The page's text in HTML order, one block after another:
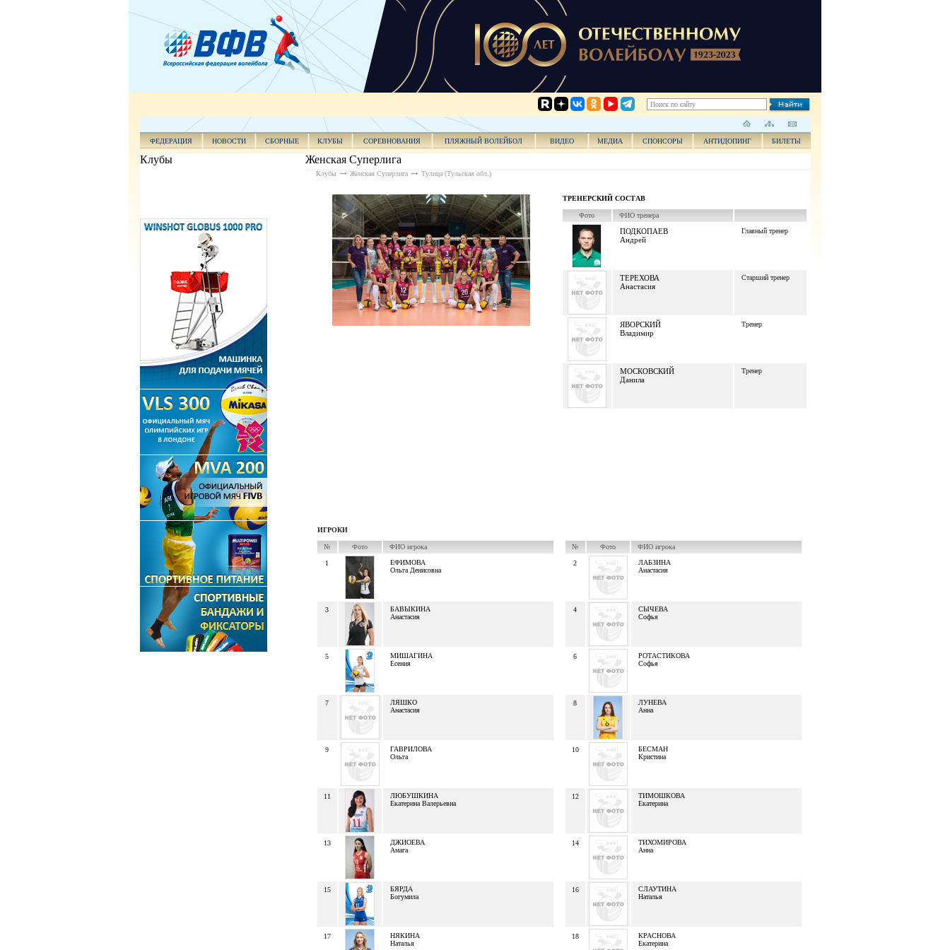
ФЕДЕРАЦИЯ НОВОСТИ СБОРНЫЕ КЛУБЫ СОРЕВНОВАНИЯ ПЛЯЖНЫЙ ВОЛЕЙБОЛ ВИДЕО МЕДИА СПОНСОРЫ АНТИДОПИНГ БИЛЕТЫ
Клубы Женская Суперлига
Клубы Женская Суперлига Тулица (Тульская обл.)
ТРЕНЕРСКИЙ СОСТАВ
Фото ФИО тренера
ПОДКОПАЕВ
Андрей
Главный тренер
ТЕРЕХОВА
Анастасия
Старший тренер
ЯВОРСКИЙ
Владимир
Тренер
МОСКОВСКИЙ
Данила
Тренер
ИГРОКИ
№ Фото ФИО игрока № Фото ФИО игрока
1
ЕФИМОВА
Ольга Денисовна
2
ЛАБЗИНА
Анастасия
3
БАВЫКИНА
Анастасия
4
СЫЧЕВА
Софья
5
МИШАГИНА
Есения
6
РОТАСТИКОВА
Софья
7
ЛЯШКО
Анастасия
8
ЛУНЕВА
Анна
9
ГАВРИЛОВА
Ольга
10
БЕСМАН
Кристина
11
ЛЮБУШКИНА
Екатерина Валерьевна
12
ТИМОШКОВА
Екатерина
13
ДЖИОЕВА
Амага
14
ТИХОМИРОВА
Анна
15
БЯРДА
Богумила
16
СЛАУТИНА
Наталья
17
НЯКИНА
Наталья
18
КРАСНОВА
Екатерина